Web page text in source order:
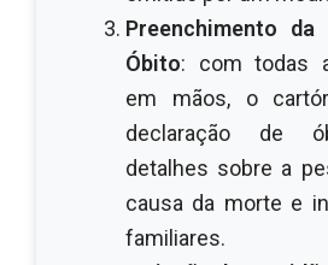
Preenchimento da
Óbito: com todas
em mãos, o
declaração de
detalhes sobre a
causa da morte e
familiares.